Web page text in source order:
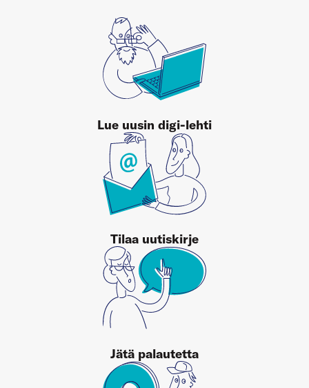
Lue uusin digi-lehti
Tilaa uutiskirje
Jätä palautetta